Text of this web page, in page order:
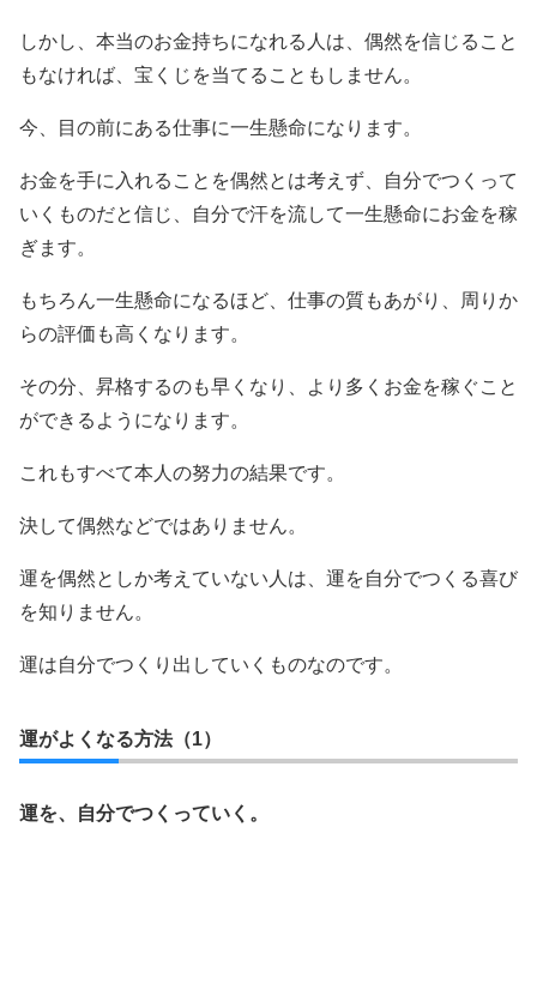
しかし、本当のお金持ちになれる人は、偶然を信じること
もなければ、宝くじを当てることもしません。
今、目の前にある仕事に一生懸命になります。
お金を手に入れることを偶然とは考えず、自分でつくって
いくものだと信じ、自分で汗を流して一生懸命にお金を稼
ぎます。
もちろん一生懸命になるほど、仕事の質もあがり、周りか
らの評価も高くなります。
その分、昇格するのも早くなり、より多くお金を稼ぐこと
ができるようになります。
これもすべて本人の努力の結果です。
決して偶然などではありません。
運を偶然としか考えていない人は、運を自分でつくる喜び
を知りません。
運は自分でつくり出していくものなのです。
運がよくなる方法（1）
運を、自分でつくっていく。